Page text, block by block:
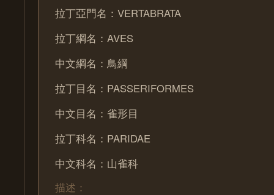
拉丁亞門名：VERTABRATA
拉丁綱名：AVES
中文綱名：鳥綱
拉丁目名：PASSERIFORMES
中文目名：雀形目
拉丁科名：PARIDAE
中文科名：山雀科
描述：